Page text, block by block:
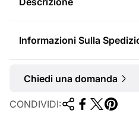
Informazioni Sulla
Chiedi una domanda
CONDIVIDI: